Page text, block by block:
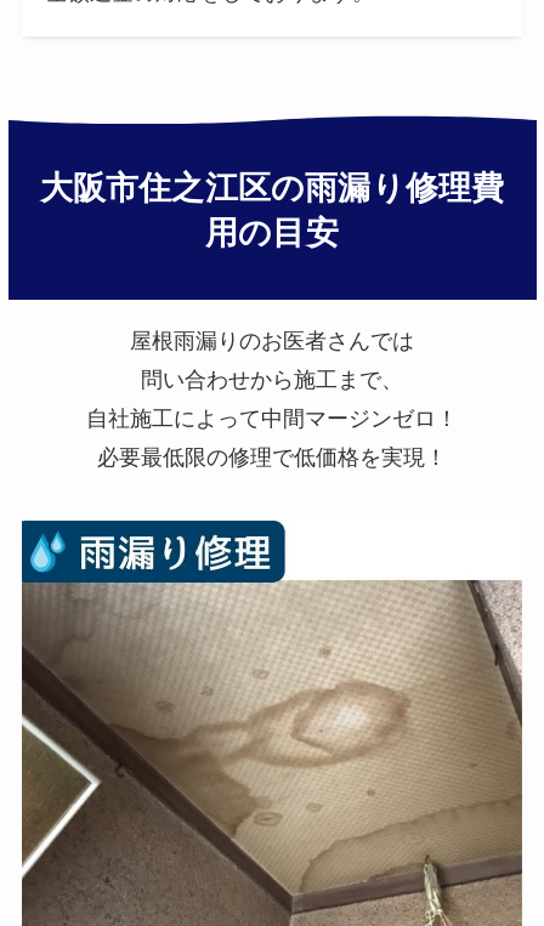
大阪市住之江区の雨漏り修理費
用の目安
屋根雨漏りのお医者さんでは
問い合わせから施工まで、
自社施工によって中間マージンゼロ！
必要最低限の修理で低価格を実現！